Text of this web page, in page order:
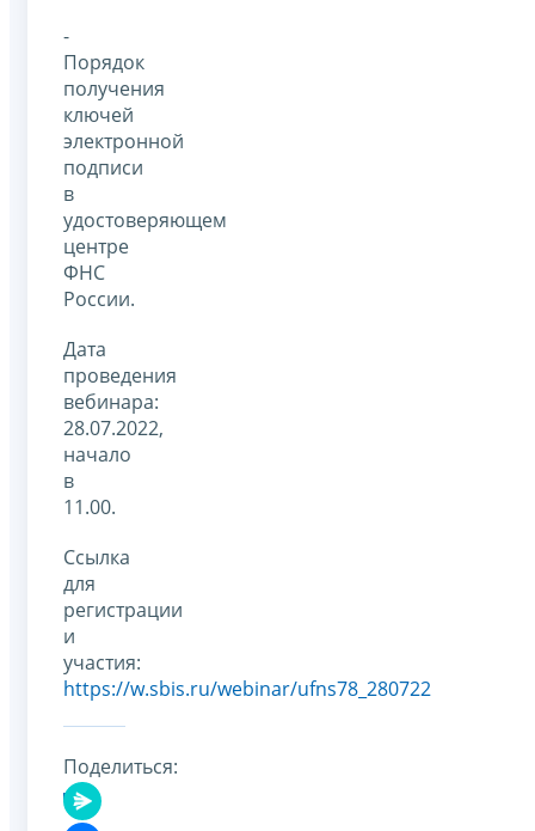
-
Порядок
получения
ключей
электронной
подписи
в
удостоверяющем
центре
ФНС
России.
Дата
проведения
вебинара:
28.07.2022,
начало
в
11.00.
Ссылка
для
регистрации
и
участия:
https://w.sbis.ru/webinar/ufns78_280722
Поделиться: